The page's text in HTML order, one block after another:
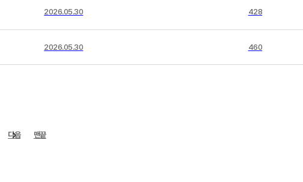
2026.05.30 428
2026.05.30 460
다음 맨끝